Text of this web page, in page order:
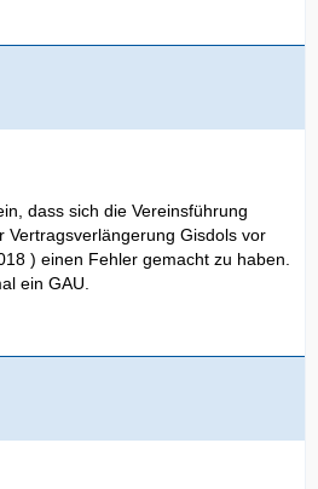
dass sich die Vereinsführung
Vertragsverlängerung Gisdols vor
) einen Fehler gemacht zu haben.
ein GAU.